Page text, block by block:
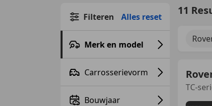
Filteren Alles reset
Merk en model
Carrosserievorm
Bouwjaar
11
TC-